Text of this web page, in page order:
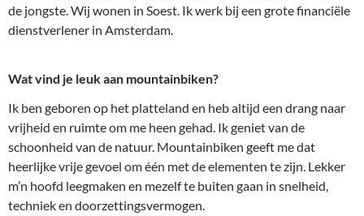
de jongste. Wij wonen in Soest. Ik werk bij een grote financiële
dienstverlener in Amsterdam.
Wat vind je leuk aan mountainbiken?
Ik ben geboren op het platteland en heb altijd een drang naar
vrijheid en ruimte om me heen gehad. Ik geniet van de
schoonheid van de natuur. Mountainbiken geeft me dat
heerlijke vrije gevoel om één met de elementen te zijn. Lekker
m’n hoofd leegmaken en mezelf te buiten gaan in snelheid,
techniek en doorzettingsvermogen.